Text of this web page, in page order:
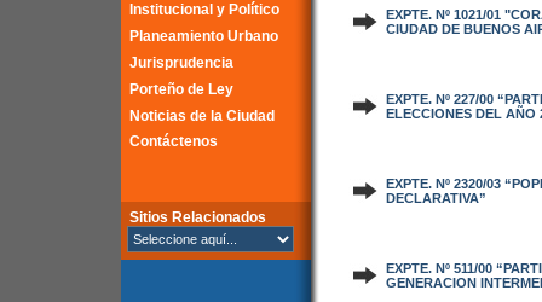
Institucional y Político
Planeamiento Urbano
Jurisprudencia
Porteño de Ley
Noticias de la Ciudad
Contáctenos
Sitios Relacionados
EXPTE. Nº 1021/01
CIUDAD DE BUENOS
EXPTE. Nº 227/00
ELECCIONES DEL AÑO
EXPTE. Nº 2320/03
DECLARATIVA”
EXPTE. Nº 511/00
GENERACION